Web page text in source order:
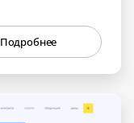
Подробнее